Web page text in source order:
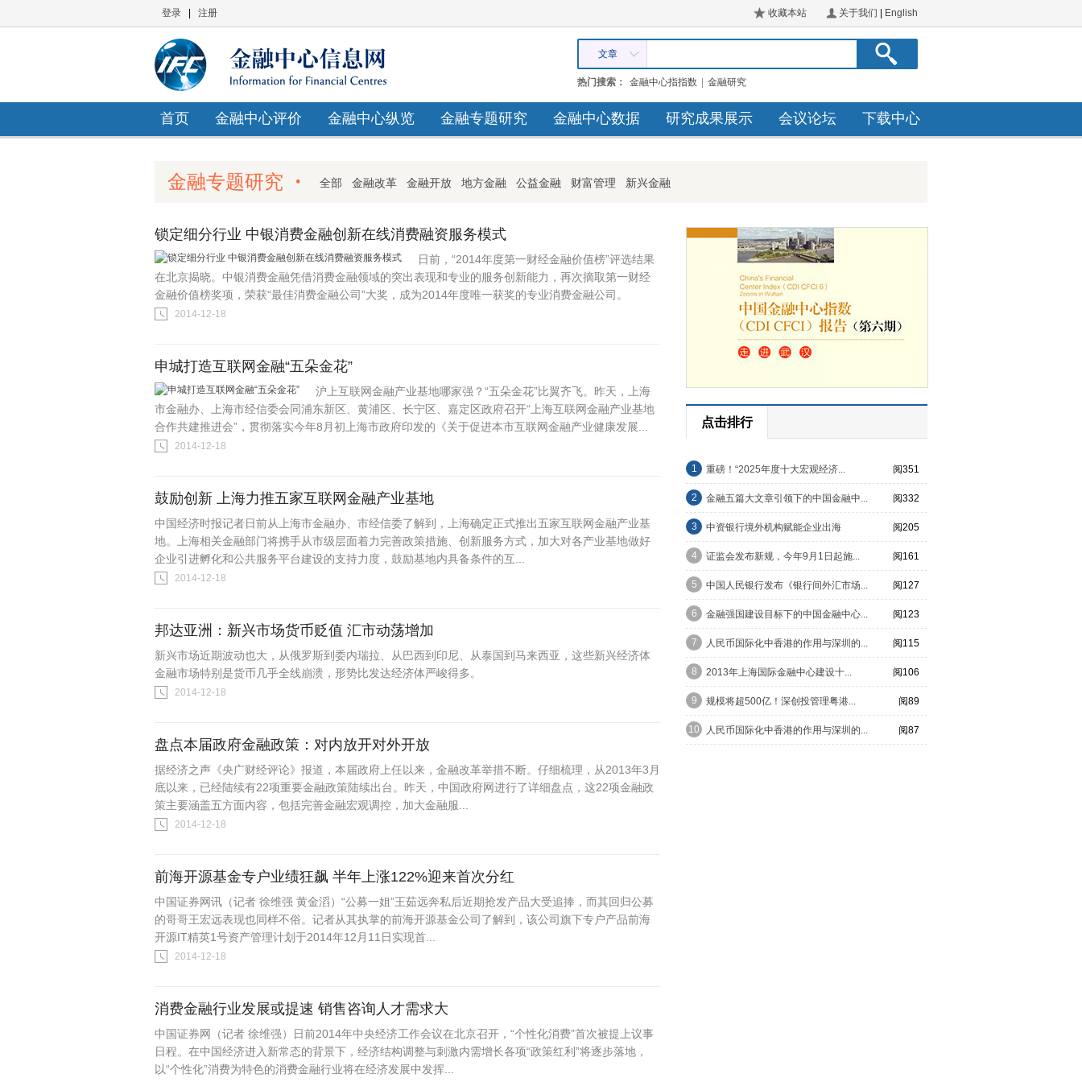
登录 注册 收藏本站 关于我们 English
文章
热门搜索： 金融中心指指数 金融研究
首页 金融中心评价 金融中心纵览 金融专题研究 金融中心数据 研究成果展示 会议论坛 下载中心
金融专题研究 全部 金融改革 金融开放 地方金融 公益金融 财富管理 新兴金融
锁定细分行业 中银消费金融创新在线消费融资服务模式
日前，“2014年度第一财经金融价值榜”评选结果
在北京揭晓。中银消费金融凭借消费金融领域的突出表现和专业的服务创新能力，再次摘取第一财经
金融价值榜奖项，荣获“最佳消费金融公司”大奖，成为2014年度唯一获奖的专业消费金融公司。
2014-12-18
申城打造互联网金融“五朵金花”
沪上互联网金融产业基地哪家强？“五朵金花”比翼齐飞。昨天，上海
市金融办、上海市经信委会同浦东新区、黄浦区、长宁区、嘉定区政府召开“上海互联网金融产业基地
合作共建推进会”，贯彻落实今年8月初上海市政府印发的《关于促进本市互联网金融产业健康发展...
2014-12-18
鼓励创新 上海力推五家互联网金融产业基地
中国经济时报记者日前从上海市金融办、市经信委了解到，上海确定正式推出五家互联网金融产业基
地。上海相关金融部门将携手从市级层面着力完善政策措施、创新服务方式，加大对各产业基地做好
企业引进孵化和公共服务平台建设的支持力度，鼓励基地内具备条件的互...
2014-12-18
邦达亚洲：新兴市场货币贬值 汇市动荡增加
新兴市场近期波动也大，从俄罗斯到委内瑞拉、从巴西到印尼、从泰国到马来西亚，这些新兴经济体
金融市场特别是货币几乎全线崩溃，形势比发达经济体严峻得多。
2014-12-18
盘点本届政府金融政策：对内放开对外开放
据经济之声《央广财经评论》报道，本届政府上任以来，金融改革举措不断。仔细梳理，从2013年3月
底以来，已经陆续有22项重要金融政策陆续出台。昨天，中国政府网进行了详细盘点，这22项金融政
策主要涵盖五方面内容，包括完善金融宏观调控，加大金融服...
2014-12-18
前海开源基金专户业绩狂飙 半年上涨122%迎来首次分红
中国证券网讯（记者 徐维强 黄金滔）“公募一姐”王茹远奔私后近期抢发产品大受追捧，而其回归公募
的哥哥王宏远表现也同样不俗。记者从其执掌的前海开源基金公司了解到，该公司旗下专户产品前海
开源IT精英1号资产管理计划于2014年12月11日实现首...
2014-12-18
消费金融行业发展或提速 销售咨询人才需求大
中国证券网（记者 徐维强）日前2014年中央经济工作会议在北京召开，“个性化消费”首次被提上议事
日程。在中国经济进入新常态的背景下，经济结构调整与刺激内需增长各项“政策红利”将逐步落地，
以“个性化”消费为特色的消费金融行业将在经济发展中发挥...
点击排行
1 重磅！“2025年度十大宏观经济... 阅351
2 金融五篇大文章引领下的中国金融中... 阅332
3 中资银行境外机构赋能企业出海 阅205
4 证监会发布新规，今年9月1日起施... 阅161
5 中国人民银行发布《银行间外汇市场... 阅127
6 金融强国建设目标下的中国金融中心... 阅123
7 人民币国际化中香港的作用与深圳的... 阅115
8 2013年上海国际金融中心建设十... 阅106
9 规模将超500亿！深创投管理粤港... 阅89
10 人民币国际化中香港的作用与深圳的... 阅87